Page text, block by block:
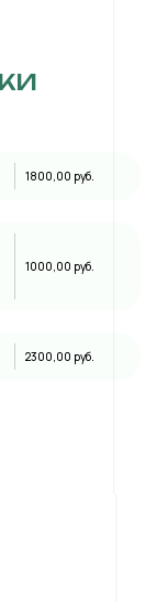
1800,00 руб.
1000,00 руб.
2300,00 руб.